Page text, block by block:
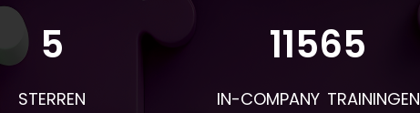
5
STERREN
11565
IN-COMPANY TRAININGEN